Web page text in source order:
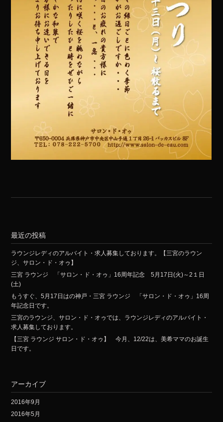
最近の投稿
ラウンジレディのアルバイト・求人募集しております。【三宮のラウン
ジ、サロン・ド・オゥ】
三宮 ラウンジ 「サロン・ド・オゥ」16周年記念 5月17日(火)～2１日
(土)
もうすぐ、5月17日はの神戸・三宮 ラウンジ 「サロン・ド・オゥ」16周
年記念日です。
三宮のラウンジ、サロン・ド・オゥでは、ラウンジレディのアルバイト・
求人募集しております。
【三宮 ラウンジ サロン・ド・オゥ】 今月、12/22は、美希ママのお誕生
日です。
アーカイブ
2016年9月
2016年5月